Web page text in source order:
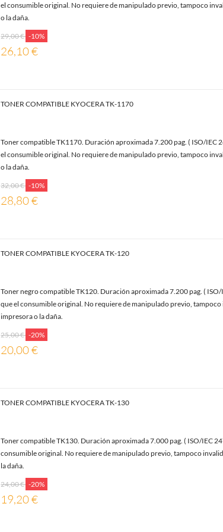
el consumible original. No requiere de manipulado previo, tampoco
o la daña.
29,00 € -10%
26,10 €
TONER COMPATIBLE KYOCERA TK-1170
Toner compatible TK1170. Duración aproximada 7.200 pag. ( ISO/IEC
el consumible original. No requiere de manipulado previo, tampoco
o la daña.
32,00 € -10%
28,80 €
TONER COMPATIBLE KYOCERA TK-120
Toner negro compatible TK120. Duración aproximada 7.200 pag. (
que el consumible original. No requiere de manipulado previo, tampoco
impresora o la daña.
25,00 € -20%
20,00 €
TONER COMPATIBLE KYOCERA TK-130
Toner compatible TK130. Duración aproximada 7.000 pag. ( ISO/IEC
consumible original. No requiere de manipulado previo, tampoco
la daña.
24,00 € -20%
19,20 €